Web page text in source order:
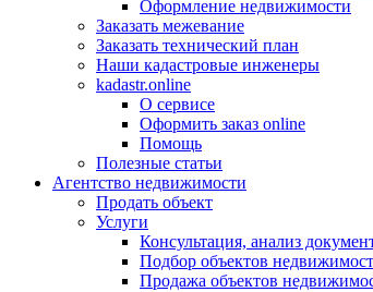
Оформление недвижимости
Заказать межевание
Заказать технический план
Наши кадастровые инженеры
kadastr.online
О сервисе
Оформить заказ online
Помощь
Полезные статьи
Агентство недвижимости
Продать объект
Услуги
Консультация, анализ
Подбор объектов
Продажа объектов